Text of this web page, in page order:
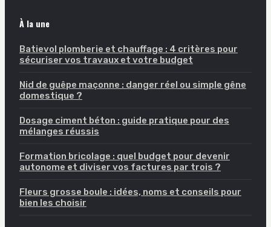
À la une
Batievol plomberie et chauffage : 4 critères pour
sécuriser vos travaux et votre budget
Nid de guêpe maçonne : danger réel ou simple gêne
domestique ?
Dosage ciment béton : guide pratique pour des
mélanges réussis
Formation bricolage : quel budget pour devenir
autonome et diviser vos factures par trois ?
Fleurs grosse boule : idées, noms et conseils pour
bien les choisir